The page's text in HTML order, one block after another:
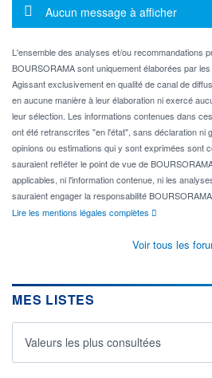
Message d'information
Aucun message à afficher
L'ensemble des analyses et/ou recommandations
BOURSORAMA sont uniquement élaborées par
Agissant exclusivement en qualité de canal de
en aucune manière à leur élaboration ni exercé
leur sélection. Les informations contenues dans
ont été retranscrites "en l'état", sans déclaration ni
opinions ou estimations qui y sont exprimées sont
sauraient refléter le point de vue de
applicables, ni l'information contenue, ni les
sauraient engager la responsabilité
Lire les mentions légales complètes
Voir tous les
MES LISTES
Valeurs les plus consultées